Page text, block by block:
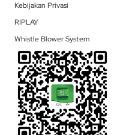
Kebijakan Privasi
RIPLAY
Whistle Blower System